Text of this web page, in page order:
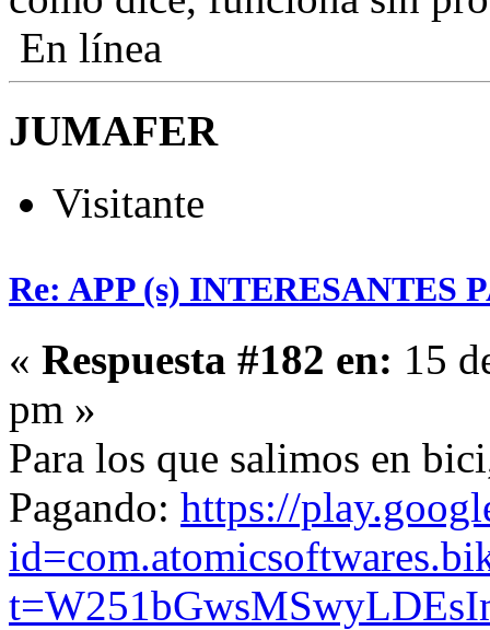
En línea
JUMAFER
Visitante
Re: APP (s) INTERESANTES
« Respuesta #182 en: 15
pm »
Para los que salimos en
Pagando: https://